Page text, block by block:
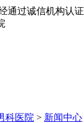
通过诚信机构认证
科医院 > 新闻中心